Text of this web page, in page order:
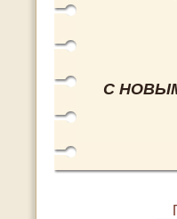
С